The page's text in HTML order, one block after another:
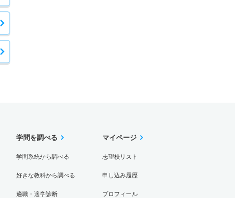
学問を調べる
学問系統から調べる
好きな教科から調べる
適職・適学診断
マイページ
志望校リスト
申し込み履歴
プロフィール